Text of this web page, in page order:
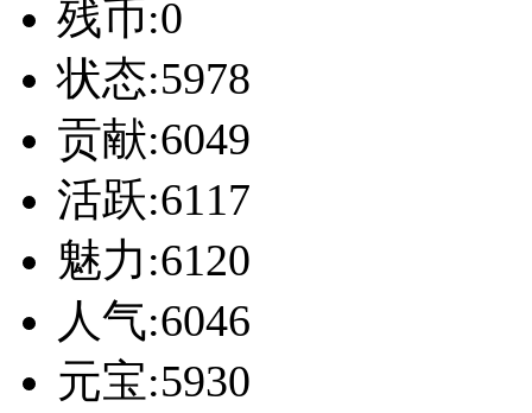
残币:0
状态:5978
贡献:6049
活跃:6117
魅力:6120
人气:6046
元宝:5930